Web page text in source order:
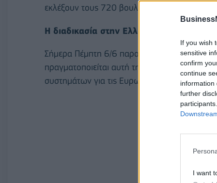
If you wish
sensitive
confirm
continue
information
further
I want
εκλέξουν τους 720 βουλευτές της 10ης
Η διαδικασία στην Ελλάδα
Σήμερα Πέμπτη 6/6 παρουσία της πολιτικής
πραγματοποιείται αυτή τη στιγμή στο
συστημάτων για τις Ευρωεκλογές της 9ης